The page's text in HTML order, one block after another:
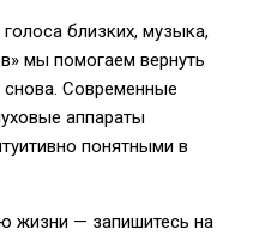
близких, музыка,
мы помогаем вернуть
Современные
аппараты
понятными в
жизни — запишитесь на